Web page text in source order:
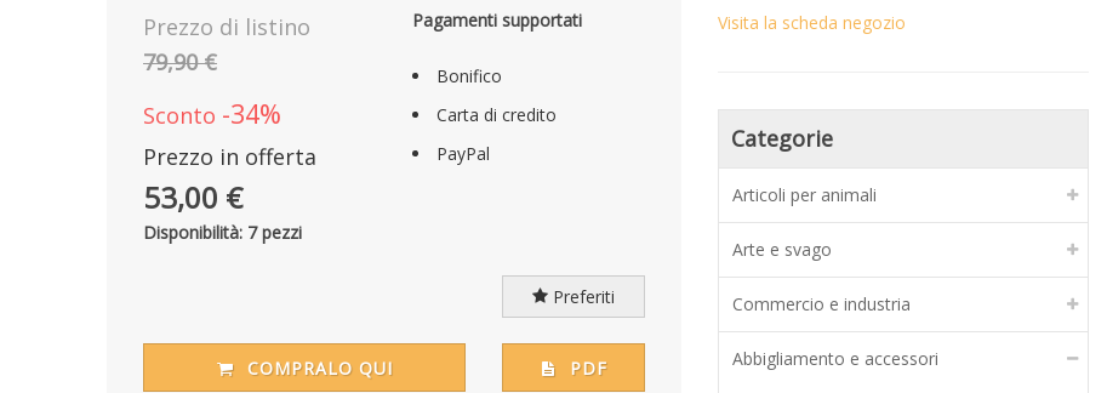
Prezzo di listino
79,90 €
Sconto -34%
Prezzo in offerta
53,00 €
Pagamenti supportati
Bonifico
Carta di credito
PayPal
Disponibilità: 7 pezzi
Preferiti
COMPRALO QUI PDF
Visita la scheda negozio
Categorie
Articoli per animali
Arte e svago
Commercio e industria
Abbigliamento e accessori